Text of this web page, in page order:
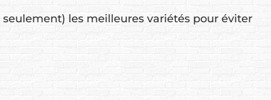
les meilleures variétés pour éviter